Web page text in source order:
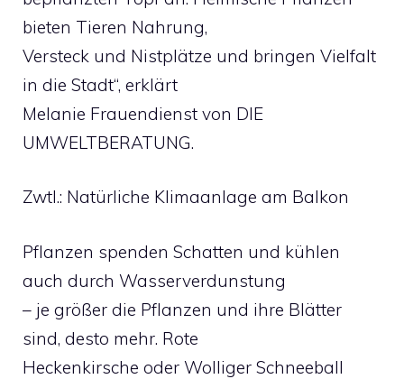
bieten Tieren Nahrung,
Versteck und Nistplätze und bringen Vielfalt
in die Stadt“, erklärt
Melanie Frauendienst von DIE
UMWELTBERATUNG.
Zwtl.: Natürliche Klimaanlage am Balkon
Pflanzen spenden Schatten und kühlen
auch durch Wasserverdunstung
– je größer die Pflanzen und ihre Blätter
sind, desto mehr. Rote
Heckenkirsche oder Wolliger Schneeball